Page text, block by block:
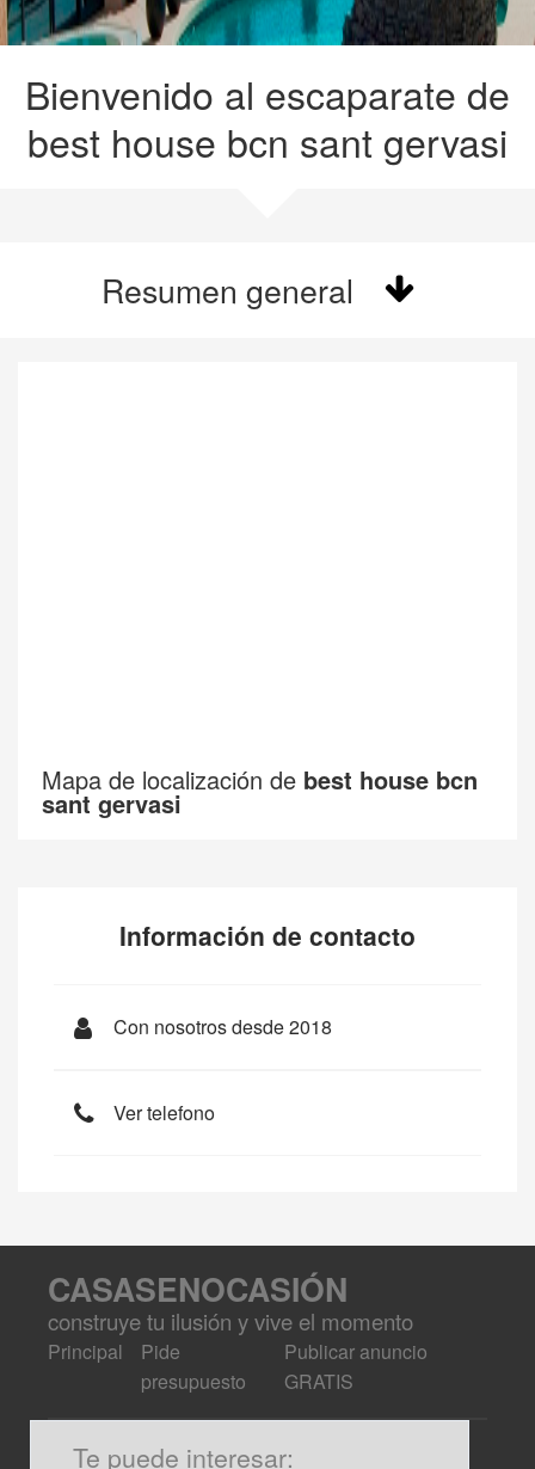
Bienvenido al escaparate de
best house bcn sant gervasi
Resumen general
Información de contacto
Con nosotros desde 2018
Ver telefono
Mapa de localización de best house bcn
sant gervasi
CASASENOCASIÓN
construye tu ilusión y vive el momento
Principal
Pide
presupuesto
Publicar anuncio
GRATIS
Te puede interesar: